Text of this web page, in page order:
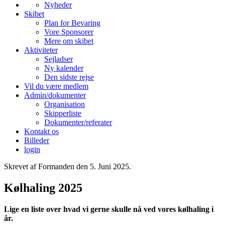
Nyheder
Skibet
Plan for Bevaring
Vore Sponsorer
Mere om skibet
Aktiviteter
Sejladser
Ny kalender
Den sidste rejse
Vil du være medlem
Admin/dokumenter
Organisation
Skipperliste
Dokumenter/referater
Kontakt os
Billeder
login
Skrevet af Formanden den 5. Juni 2025.
Kølhaling 2025
Lige en liste over hvad vi gerne skulle nå ved vores kølhaling i
år.